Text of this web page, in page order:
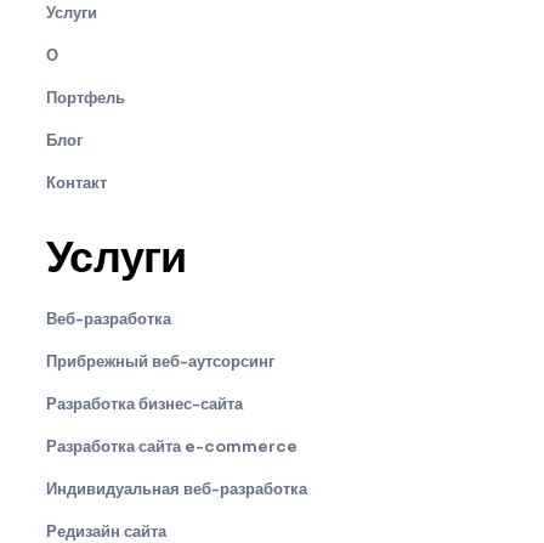
Услуги
О
Портфель
Блог
Контакт
Услуги
Веб-разработка
Прибрежный веб-аутсорсинг
Разработка бизнес-сайта
Разработка сайта e-commerce
Индивидуальная веб-разработка
Редизайн сайта